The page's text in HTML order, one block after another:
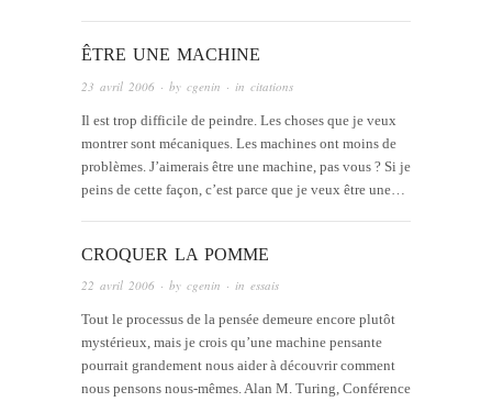
ÊTRE UNE MACHINE
23 avril 2006 · by cgenin · in citations
Il est trop difficile de peindre. Les choses que je veux
montrer sont mécaniques. Les machines ont moins de
problèmes. J’aimerais être une machine, pas vous ? Si je
peins de cette façon, c’est parce que je veux être une…
CROQUER LA POMME
22 avril 2006 · by cgenin · in essais
Tout le processus de la pensée demeure encore plutôt
mystérieux, mais je crois qu’une machine pensante
pourrait grandement nous aider à découvrir comment
nous pensons nous-mêmes. Alan M. Turing, Conférence